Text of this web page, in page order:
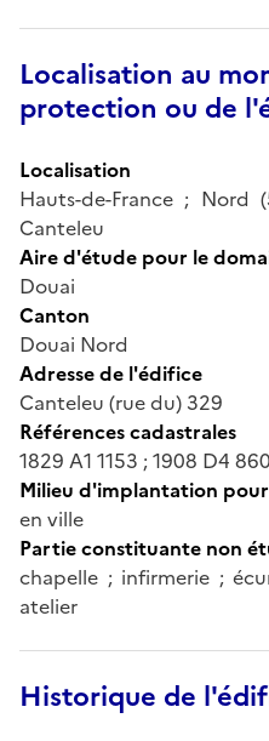
Localisation au
protection ou de
Localisation
Hauts-de-France ;
Canteleu
Aire d'étude pour le
Douai
Canton
Douai Nord
Adresse de l'édifice
Canteleu (rue du) 329
Références cadastrales
1829 A1 1153 ; 1908 D4
Milieu d'implantation
en ville
Partie constituante non
chapelle ; infirmerie ;
atelier
Historique de